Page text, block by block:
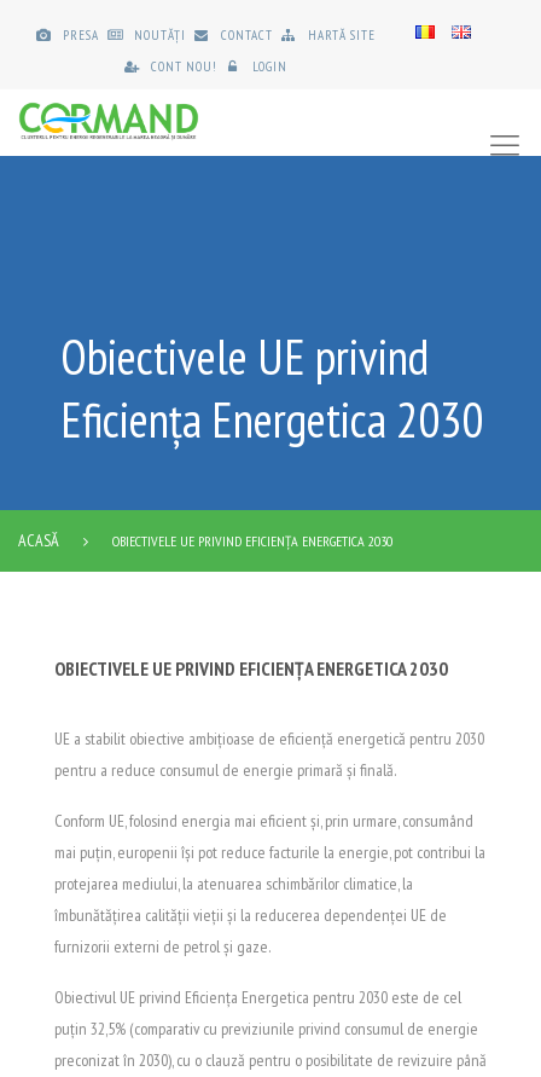
PRESA NOUTĂȚI CONTACT
HARTĂ SITE
CONT NOU!
LOGIN
Obiectivele UE privind
Eficiența Energetica 2030
ACASĂ OBIECTIVELE UE PRIVIND EFICIENȚA ENERGETICA 2030
OBIECTIVELE UE PRIVIND EFICIENȚA ENERGETICA 2030
UE a stabilit obiective ambițioase de eficiență energetică pentru 2030
pentru a reduce consumul de energie primară și finală.
Conform UE, folosind energia mai eficient și, prin urmare, consumând
mai puțin, europenii își pot reduce facturile la energie, pot contribui la
protejarea mediului, la atenuarea schimbărilor climatice, la
îmbunătățirea calității vieții și la reducerea dependenței UE de
furnizorii externi de petrol și gaze.
Obiectivul UE privind Eficiența Energetica pentru 2030 este de cel
puțin 32,5% (comparativ cu previziunile privind consumul de energie
preconizat în 2030), cu o clauză pentru o posibilitate de revizuire până